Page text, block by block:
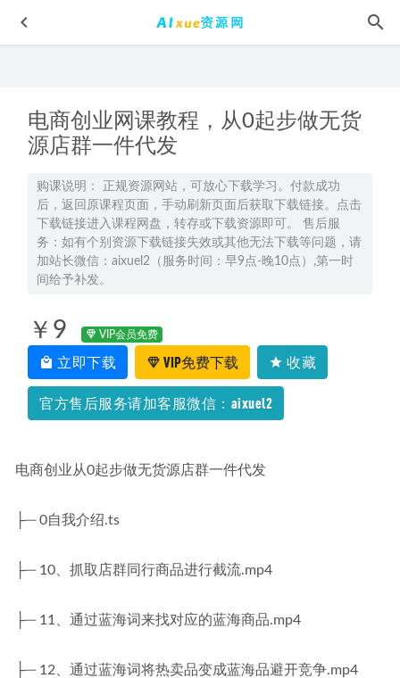
电商创业网课教程，从0起步做无货
源店群一件代发
购课说明： 正规资源网站，可放心下载学习。付款成功
后，返回原课程页面，手动刷新页面后获取下载链接。点击
下载链接进入课程网盘，转存或下载资源即可。 售后服
务：如有个别资源下载链接失效或其他无法下载等问题，请
加站长微信：aixuel2（服务时间：早9点-晚10点）,第一时
间给予补发。
￥9 VIP会员免费
立即下载 VIP免费下载 收藏
官方售后服务请加客服微信：aixuel2
电商创业从0起步做无货源店群一件代发
├─ 0自我介绍.ts
├─ 10、抓取店群同行商品进行截流.mp4
├─ 11、通过蓝海词来找对应的蓝海商品.mp4
├─ 12、通过蓝海词将热卖品变成蓝海品避开竞争.mp4
23年高中数学网课教程2023田夏林高二数学a+视频教程+讲义
（暑假班+秋季班） 2023-02-07
猿辅导2023刘佳彬高三政治寒春班23年高考政治二三轮复习
教程（寒假班+春季班）
笔记+讲义 2023-05-23
2023高考押题卷电子版【超级全能生】数学押题卷 [ 扫描版 ]
2023-04-30
2024林泽田高三数学a+二三轮复习寒春班 2024-06-08